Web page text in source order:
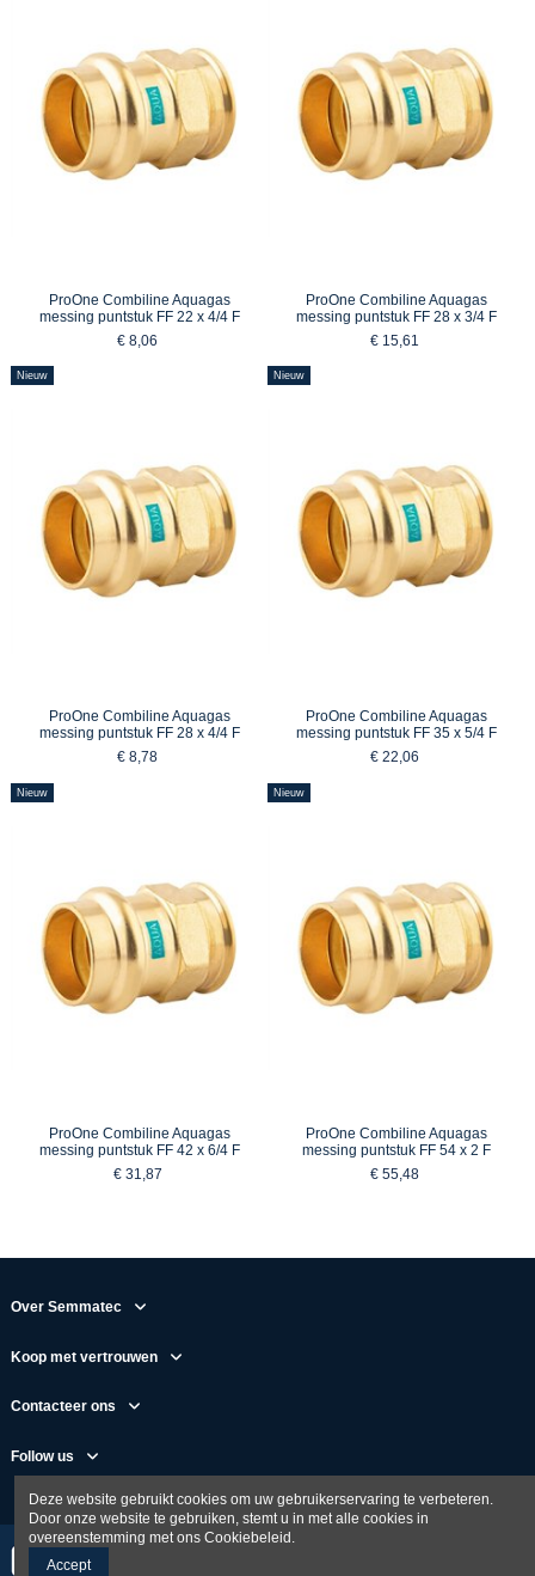
ProOne Combiline Aquagas
messing puntstuk FF 22 x 4/4 F
€ 8,06
ProOne Combiline Aquagas
messing puntstuk FF 28 x 3/4 F
€ 15,61
Nieuw
ProOne Combiline Aquagas
messing puntstuk FF 28 x 4/4 F
€ 8,78
Nieuw
ProOne Combiline Aquagas
messing puntstuk FF 35 x 5/4 F
€ 22,06
Nieuw
ProOne Combiline Aquagas
messing puntstuk FF 42 x 6/4 F
€ 31,87
Nieuw
ProOne Combiline Aquagas
messing puntstuk FF 54 x 2 F
€ 55,48
Over Semmatec
Koop met vertrouwen
Contacteer ons
Follow us
Deze website gebruikt cookies om uw gebruikerservaring te verbeteren.
Door onze website te gebruiken, stemt u in met alle cookies in
overeenstemming met ons Cookiebeleid.
Accept